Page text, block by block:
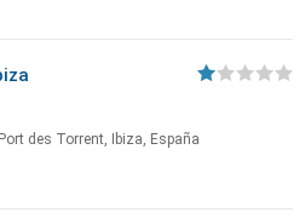
des Torrent, Ibiza, España